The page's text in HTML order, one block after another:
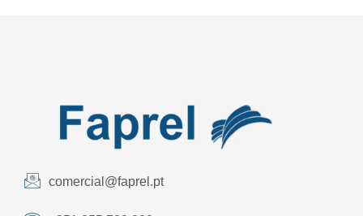
comercial@faprel.pt